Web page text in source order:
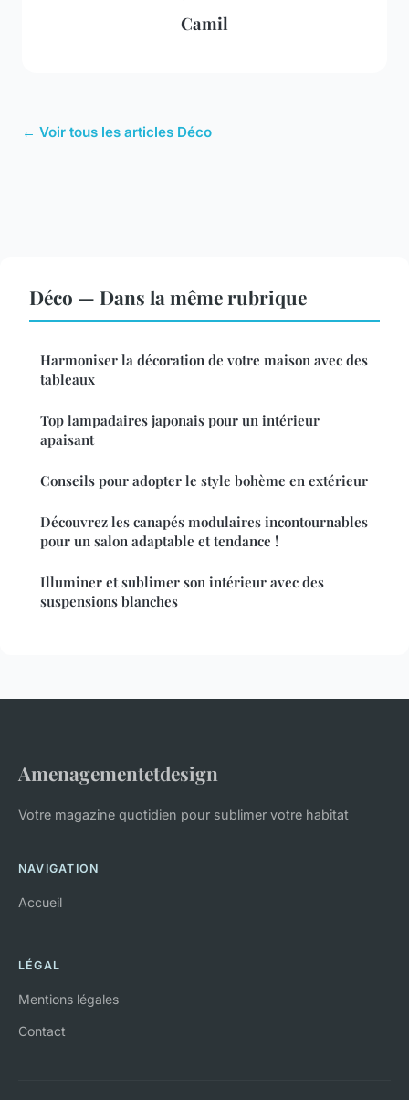
Camil
← Voir tous les articles Déco
Déco — Dans la même rubrique
Harmoniser la décoration de votre maison avec des
tableaux
Top lampadaires japonais pour un intérieur
apaisant
Conseils pour adopter le style bohème en extérieur
Découvrez les canapés modulaires incontournables
pour un salon adaptable et tendance !
Illuminer et sublimer son intérieur avec des
suspensions blanches
Amenagementetdesign
Votre magazine quotidien pour sublimer votre habitat
NAVIGATION
Accueil
LÉGAL
Mentions légales
Contact